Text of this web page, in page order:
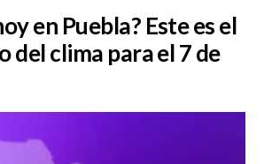
en Puebla? Este es el
del clima para el 7 de